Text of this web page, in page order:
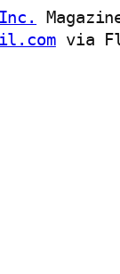
Inc.
via